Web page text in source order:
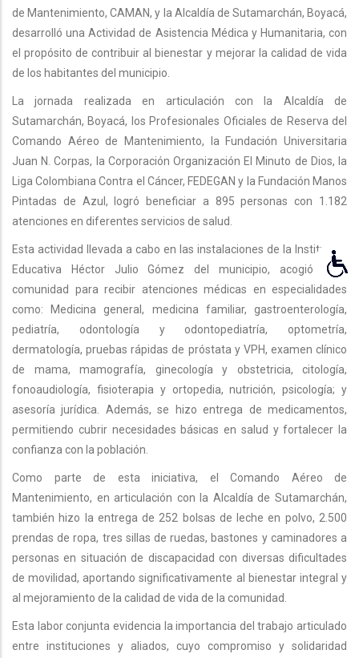
de Mantenimiento, CAMAN, y la Alcaldía de Sutamarchán, Boyacá,
desarrolló una Actividad de Asistencia Médica y Humanitaria, con
el propósito de contribuir al bienestar y mejorar la calidad de vida
de los habitantes del municipio.
La jornada realizada en articulación con la Alcaldía de
Sutamarchán, Boyacá, los Profesionales Oficiales de Reserva del
Comando Aéreo de Mantenimiento, la Fundación Universitaria
Juan N. Corpas, la Corporación Organización El Minuto de Dios, la
Liga Colombiana Contra el Cáncer, FEDEGAN y la Fundación Manos
Pintadas de Azul, logró beneficiar a 895 personas con 1.182
atenciones en diferentes servicios de salud.
Esta actividad llevada a cabo en las instalaciones de la Institución
Educativa Héctor Julio Gómez del municipio, acogió a la
comunidad para recibir atenciones médicas en especialidades
como: Medicina general, medicina familiar, gastroenterología,
pediatría, odontología y odontopediatría, optometría,
dermatología, pruebas rápidas de próstata y VPH, examen clínico
de mama, mamografía, ginecología y obstetricia, citología,
fonoaudiología, fisioterapia y ortopedia, nutrición, psicología; y
asesoría jurídica. Además, se hizo entrega de medicamentos,
permitiendo cubrir necesidades básicas en salud y fortalecer la
confianza con la población.
Como parte de esta iniciativa, el Comando Aéreo de
Mantenimiento, en articulación con la Alcaldía de Sutamarchán,
también hizo la entrega de 252 bolsas de leche en polvo, 2.500
prendas de ropa, tres sillas de ruedas, bastones y caminadores a
personas en situación de discapacidad con diversas dificultades
de movilidad, aportando significativamente al bienestar integral y
al mejoramiento de la calidad de vida de la comunidad.
Esta labor conjunta evidencia la importancia del trabajo articulado
entre instituciones y aliados, cuyo compromiso y solidaridad